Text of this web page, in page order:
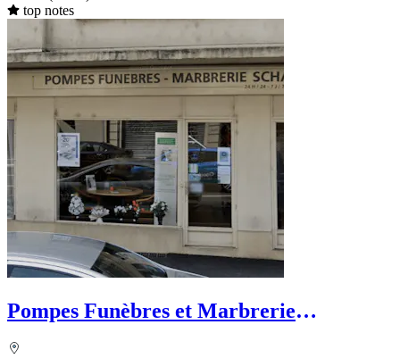
top notes
Pompes Funèbres et Marbrerie